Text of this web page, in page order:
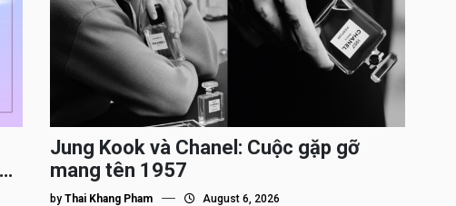
Jung Kook và Chanel: Cuộc gặp gỡ
mang tên 1957
byThai Khang Pham August 6, 2026